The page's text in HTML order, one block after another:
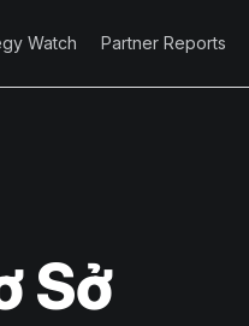
Watch Partner Reports
Sở